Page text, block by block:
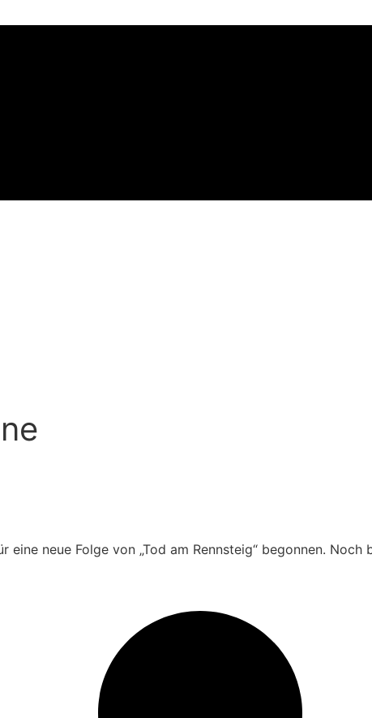
neue Folge von „Tod am Rennsteig“ begonnen.